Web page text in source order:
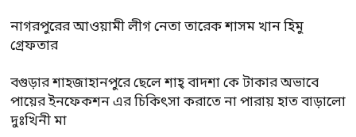
নাগরপুরের আওয়ামী লীগ নেতা তারেক শাসম খান হিমু
গ্রেফতার
বগুড়ার শাহজাহানপুরে ছেলে শাহ্ বাদশা কে টাকার অভাবে
পায়ের ইনফেকশন এর চিকিৎসা করাতে না পারায় হাত বাড়ালো
দুঃখিনী মা